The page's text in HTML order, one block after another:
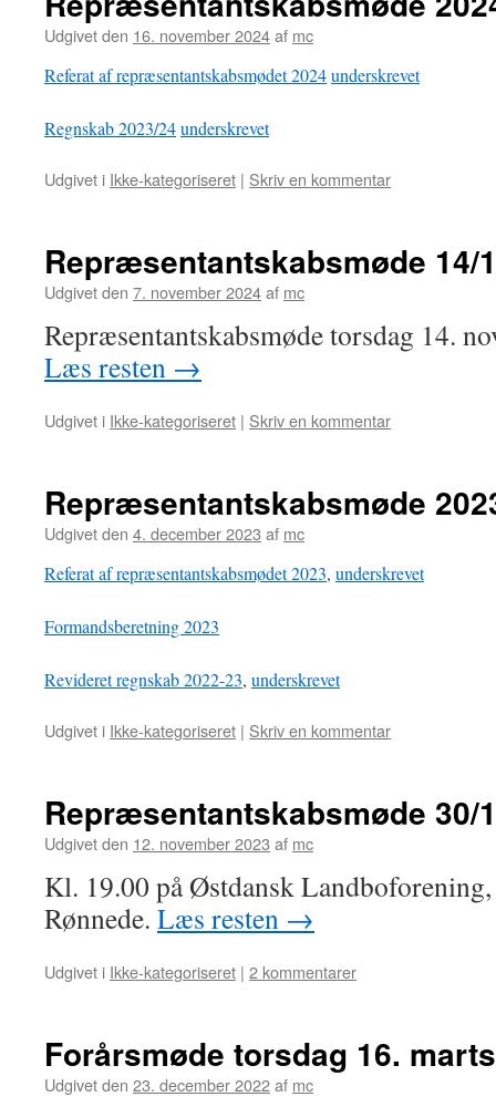
Udgivet den 16. november 2024af mc
Referat af repræsentantskabsmødet 2024underskrevet
Regnskab 2023/24underskrevet
Udgivet i Ikke-kategoriseret | Skriv en kommentar
Repræsentantskabsmøde 14/
Udgivet den 7. november 2024af mc
Repræsentantskabsmøde torsdag 14.
Læs resten →
Udgivet i Ikke-kategoriseret | Skriv en kommentar
Repræsentantskabsmøde
Udgivet den 4. december 2023 af mc
Referat af repræsentantskabsmødet 2023, underskrevet
Formandsberetning 2023
Revideret regnskab 2022-23, underskrevet
Udgivet i Ikke-kategoriseret | Skriv en kommentar
Repræsentantskabsmøde 30/
Udgivet den 12. november 2023 af mc
Kl. 19.00 på Østdansk
Rønnede. Læs resten →
Udgivet i Ikke-kategoriseret | 2 kommentarer
Forårsmøde torsdag 16.
Udgivet den 23. december 2022af mc